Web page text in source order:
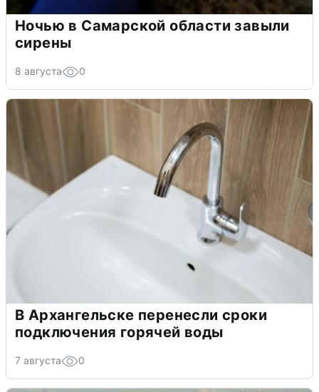
Ночью в Самарской области завыли
сирены
8 августа 0
В Архангельске перенесли сроки
подключения горячей воды
7 августа 0